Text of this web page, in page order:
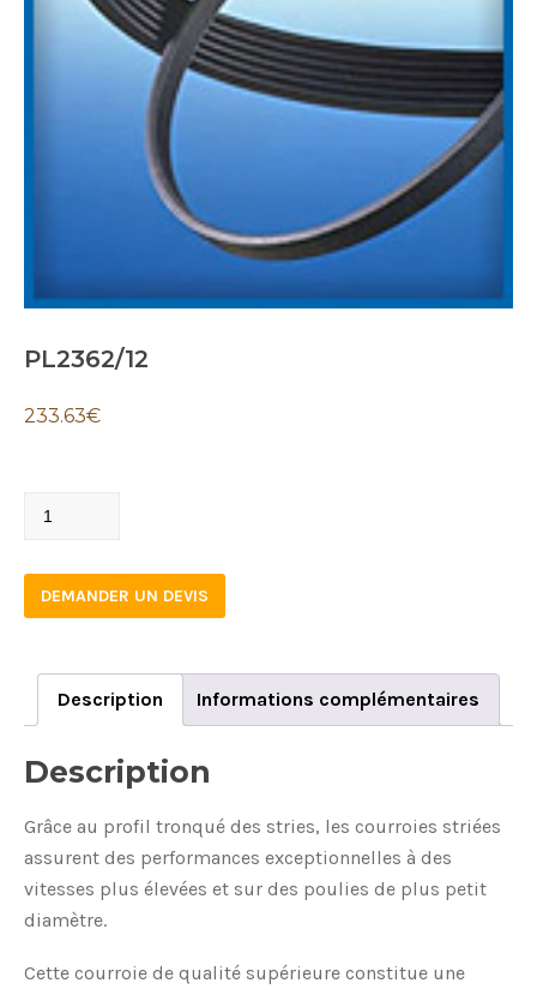
PL2362/12
233.63€
PL2362/12
DEMANDER UN DEVIS
Description Informations complémentaires
Description
Grâce au profil tronqué des stries, les courroies striées
assurent des performances exceptionnelles à des
vitesses plus élevées et sur des poulies de plus petit
diamètre.
Cette courroie de qualité supérieure constitue une